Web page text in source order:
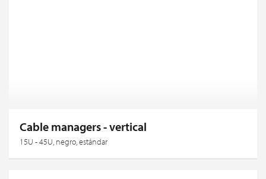
Cable managers - vertical
15U - 45U, negro, estándar